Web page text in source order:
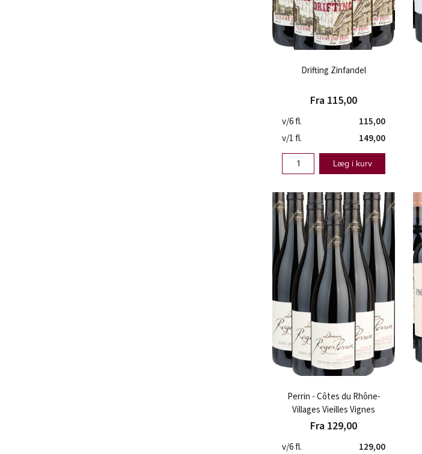
Drifting Zinfandel
Fra 115,00
v/6 fl.
115,00
v/1 fl.
149,00
Læg i kurv
Perrin - Côtes du Rhône-
Villages Vieilles Vignes
Fra 129,00
v/6 fl.
129,00